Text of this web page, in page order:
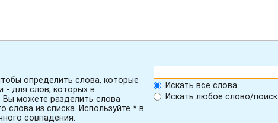
определить слова, которые
- для слов, которых в
Вы можете разделить слова
слова из списка. Используйте * в
совпадения.
Искать все слова
Искать любое слово/